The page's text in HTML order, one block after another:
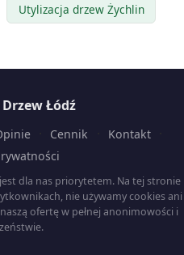
Utylizacja drzew Żychlin
Łódź
Cennik Kontakt
dla nas priorytetem. Na tej stronie
nie używamy cookies ani
ofertę w pełnej anonimowości i